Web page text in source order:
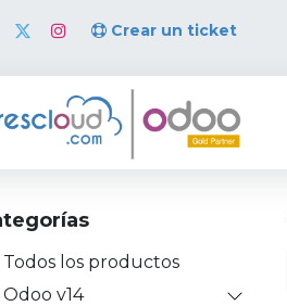
Crear un ticket
Todos los productos
Odoo v14